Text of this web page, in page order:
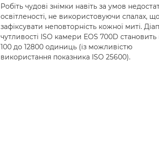
Робіть чудові знімки навіть за умов
освітленості, не використовуючи спалах,
зафіксувати неповторність кожної миті.
чутливості ISO камери EOS 700D становить
100 до 12800 одиниць (із можливістю
використання показника ISO 25600).